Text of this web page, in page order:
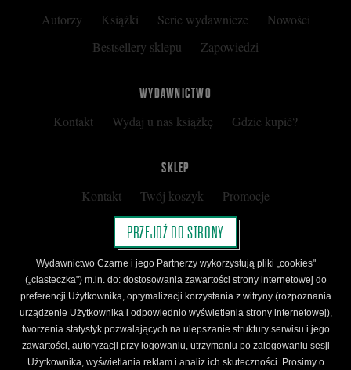
Autorzy Książki Serie wydawnicze
Nowości
Bestsellery sklepu
Zapowiedzi
WYDAWNICTWO
Kontakt Wydaj u nas książkę Gdzie kupić?
SKLEP
Kontakt Twój koszyk
Promocje
Kup kartę podarunkową
Nota prawna
Regulamin
Polityka prywatności
Regulamin Klubu Czarnego
Regulamin Karty Podarunkowej
ŚLEDŹ CZARNE
PRZEJDŹ DO STRONY
Wydawnictwo Czarne i jego Partnerzy wykorzystują pliki „cookies"
(„ciasteczka") m.in. do: dostosowania zawartości strony internetowej do
preferencji Użytkownika, optymalizacji korzystania z witryny (rozpoznania
urządzenie Użytkownika i odpowiednio wyświetlenia strony internetowej),
tworzenia statystyk pozwalających na ulepszanie struktury serwisu i jego
zawartości, autoryzacji przy logowaniu, utrzymaniu po zalogowaniu sesji
Użytkownika, wyświetlania reklam i analiz ich skuteczności. Prosimy o